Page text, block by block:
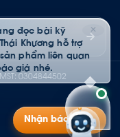
MST: 0304844502
Nhận báo giá
✕
đọc bài kỹ
Khương hỗ trợ
phẩm liên quan
giá nhé.